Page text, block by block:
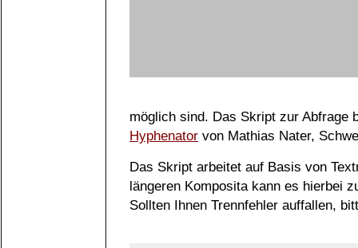
möglich sind. Das Skript zur Abfrage
Hyphenator von Mathias Nater,
Das Skript arbeitet auf Basis von
längeren Komposita kann es hierbei
Sollten Ihnen Trennfehler auffallen,